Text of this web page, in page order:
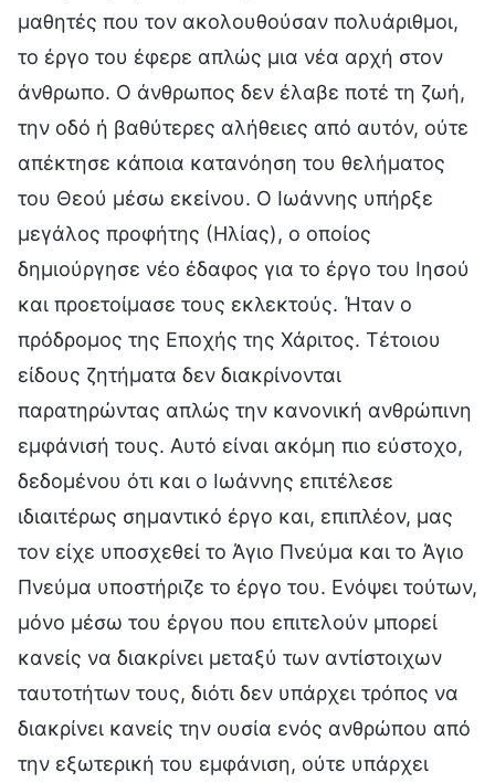
μαθητές που τον ακολουθούσαν πολυάριθμοι,
το έργο του έφερε απλώς μια νέα αρχή στον
άνθρωπο. Ο άνθρωπος δεν έλαβε ποτέ τη ζωή,
την οδό ή βαθύτερες αλήθειες από αυτόν, ούτε
απέκτησε κάποια κατανόηση του θελήματος
του Θεού μέσω εκείνου. Ο Ιωάννης υπήρξε
μεγάλος προφήτης (Ηλίας), ο οποίος
δημιούργησε νέο έδαφος για το έργο του Ιησού
και προετοίμασε τους εκλεκτούς. Ήταν ο
πρόδρομος της Εποχής της Χάριτος. Τέτοιου
είδους ζητήματα δεν διακρίνονται
παρατηρώντας απλώς την κανονική ανθρώπινη
εμφάνισή τους. Αυτό είναι ακόμη πιο εύστοχο,
δεδομένου ότι και ο Ιωάννης επιτέλεσε
ιδιαιτέρως σημαντικό έργο και, επιπλέον, μας
τον είχε υποσχεθεί το Άγιο Πνεύμα και το Άγιο
Πνεύμα υποστήριζε το έργο του. Ενόψει τούτων,
μόνο μέσω του έργου που επιτελούν μπορεί
κανείς να διακρίνει μεταξύ των αντίστοιχων
ταυτοτήτων τους, διότι δεν υπάρχει τρόπος να
διακρίνει κανείς την ουσία ενός ανθρώπου από
την εξωτερική του εμφάνιση, ούτε υπάρχει